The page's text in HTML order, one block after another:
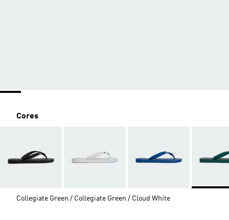
Cores
Collegiate Green / Collegiate Green / Cloud White